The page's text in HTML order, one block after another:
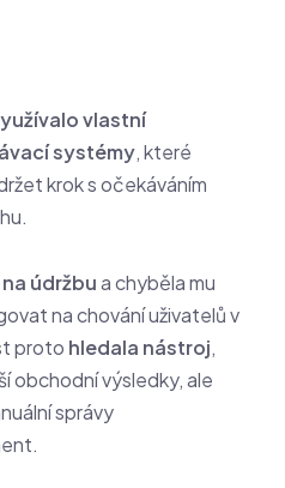
vlastní
systémy, které
krok s očekáváním
údržbua chyběla mu
na chování uživatelů v
proto hledala nástroj,
obchodní výsledky, ale
správy